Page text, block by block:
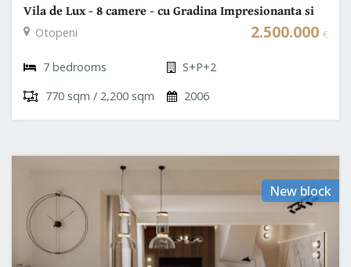
Vila de Lux - 8 camere - cu Gradina Impresionanta si
Piscina
Otopeni 2.500.000 €
7 bedrooms
S+P+2
770 sqm / 2,200 sqm
2006
New block